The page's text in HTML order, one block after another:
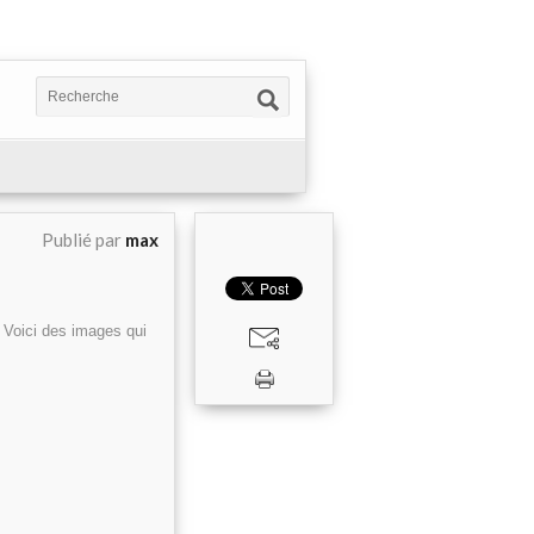
Publié par max
des images qui